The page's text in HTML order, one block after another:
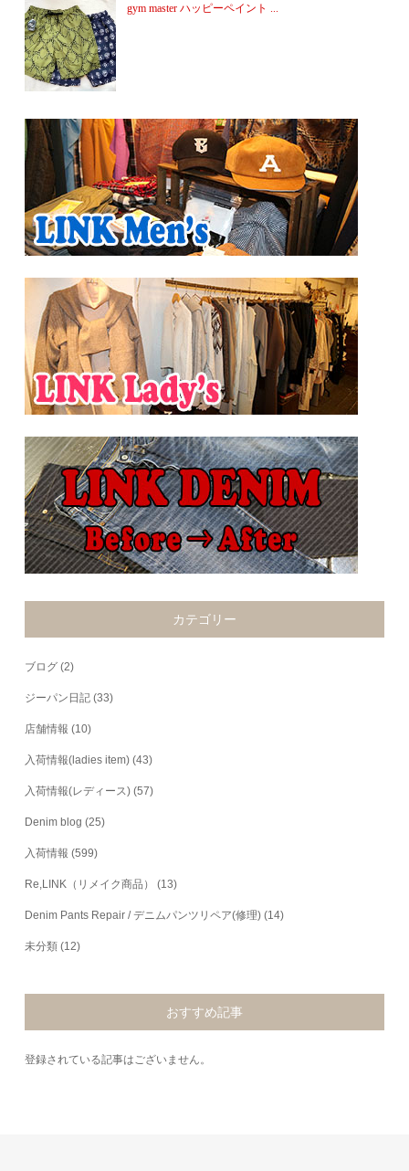
gym master ハッピーペイント ...
カテゴリー
ブログ (2)
ジーパン日記 (33)
店舗情報 (10)
入荷情報(ladies item) (43)
入荷情報(レディース) (57)
Denim blog (25)
入荷情報 (599)
Re,LINK（リメイク商品） (13)
Denim Pants Repair / デニムパンツリペア(修理) (14)
未分類 (12)
おすすめ記事
登録されている記事はございません。